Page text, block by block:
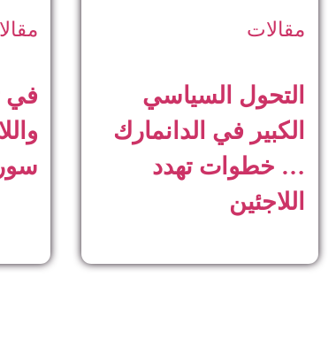
مقالات
التحول السياسي
الكبير في الدانمارك
… خطوات تهدد
اللاجئين
في